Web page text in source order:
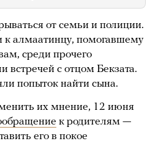
от семьи и полиции.
к алмаатинцу, помогавшему
среди прочего
встречей с отцом Бекзата.
попыток найти сына.
их мнение, 12 июня
к родителям —
его в покое